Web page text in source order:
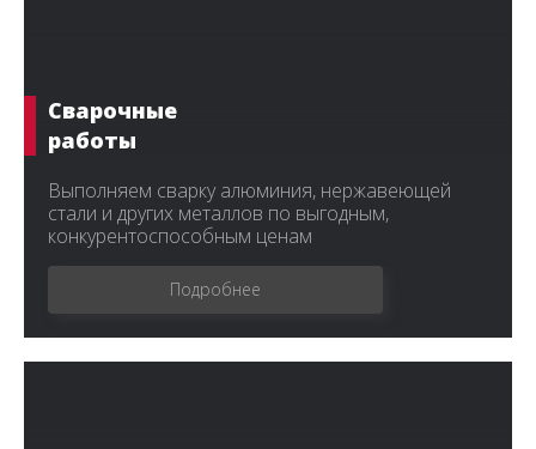
Сварочные
работы
Выполняем сварку алюминия, нержавеющей
стали и других металлов по выгодным,
конкурентоспособным ценам
Подробнее